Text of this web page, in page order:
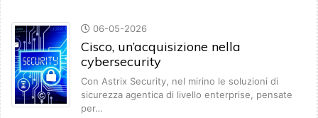
06-05-2026
Cisco, un’acquisizione nella
cybersecurity
Con Astrix Security, nel mirino le soluzioni di
sicurezza agentica di livello enterprise, pensate
per…